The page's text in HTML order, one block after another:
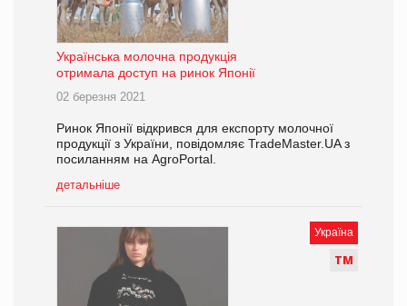
Українська молочна продукція
отримала доступ на ринок Японії
02 березня 2021
Ринок Японії відкрився для експорту молочної
продукції з України, повідомляє TradeMaster.UA з
посиланням на AgroPortal.
детальніше
Україна
ТМ